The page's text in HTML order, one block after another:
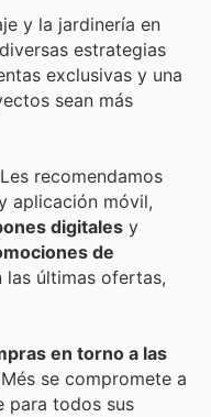
y la jardinería en
estrategias
exclusivas y una
sean más
recomendamos
aplicación móvil,
digitales y
de
las últimas ofertas,
en torno a las
se compromete a
para todos sus